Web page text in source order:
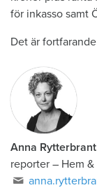
för inkasso samt
Det är
Anna Rytterbrant
reporter – Hem